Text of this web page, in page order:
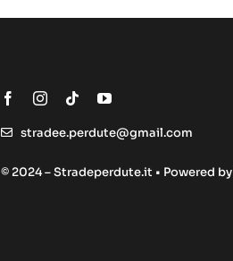
stradee.perdute@gmail.com
© 2024 – Stradeperdute.it • Powered by